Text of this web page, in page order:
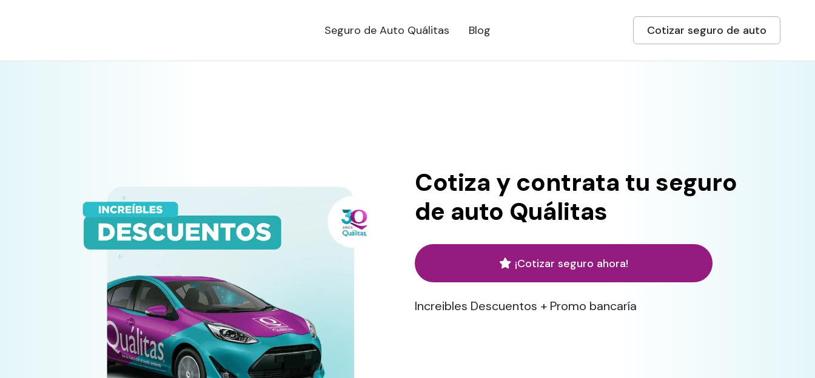
Cotizar seguro de auto
Seguro de Auto Quálitas Blog
Cotiza y contrata tu seguro
de auto Quálitas
¡Cotizar seguro ahora!
Increibles Descuentos + Promo bancaría